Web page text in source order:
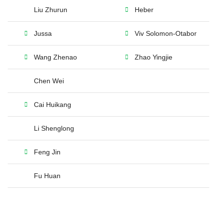
Liu Zhurun Heber
Jussa Viv Solomon-Otabor
Wang Zhenao Zhao Yingjie
Chen Wei
Cai Huikang
Li Shenglong
Feng Jin
Fu Huan